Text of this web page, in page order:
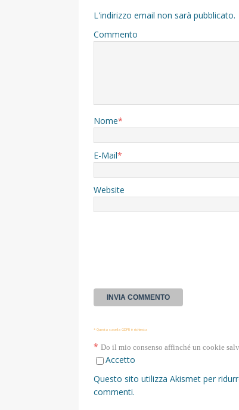
L'indirizzo email non sarà pubblicato.
Commento
Nome*
E-Mail*
Website
* Questa casella GDPR è richiesta
* Do il mio consenso affinché un cookie
Accetto
Questo sito utilizza Akismet per
commenti.